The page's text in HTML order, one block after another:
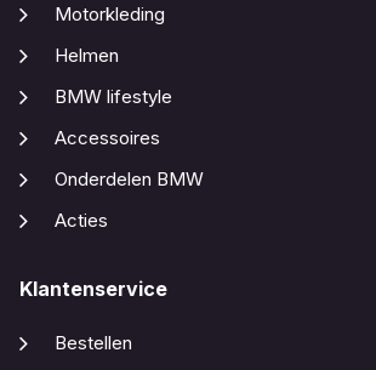
Motorkleding
Helmen
BMW lifestyle
Accessoires
Onderdelen BMW
Acties
Klantenservice
Bestellen